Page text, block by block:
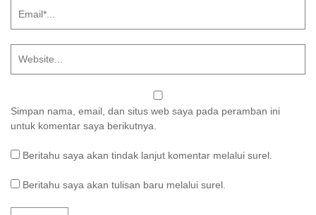
Simpan nama, email, dan situs web saya pada peramban ini
untuk komentar saya berikutnya.
Beritahu saya akan tindak lanjut komentar melalui surel.
Beritahu saya akan tulisan baru melalui surel.